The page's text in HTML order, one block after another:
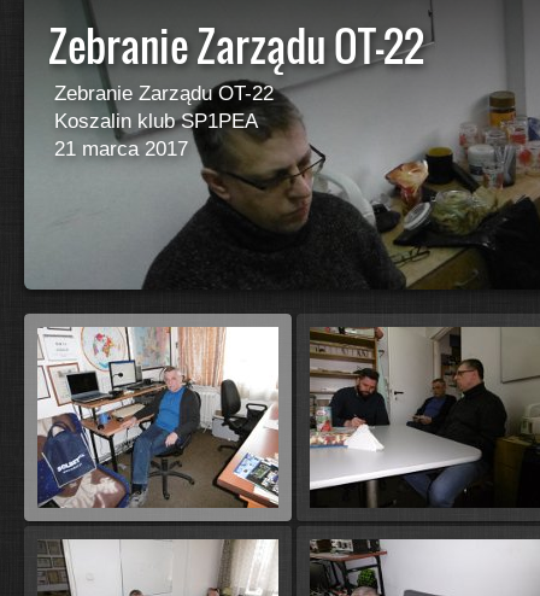
Zebranie Zarządu OT-22
Zebranie Zarządu OT-22
Koszalin klub SP1PEA
21 marca 2017